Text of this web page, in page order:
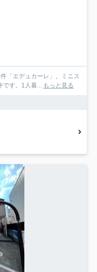
「エデュカーレ」。ミニス
です。1人暮... もっと見る